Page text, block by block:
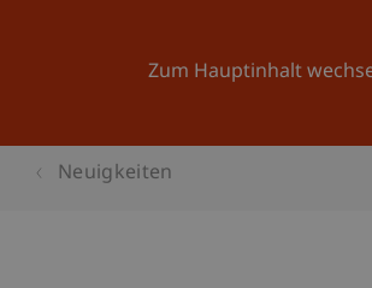
Zum Hauptinhalt
Neuigkeiten